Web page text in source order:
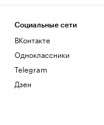
Социальные сети
ВКонтакте
Одноклассники
Telegram
Дзен